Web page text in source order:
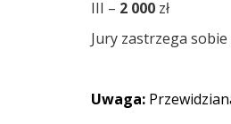
III – 2 000 zł
Jury zastrzega
Uwaga: